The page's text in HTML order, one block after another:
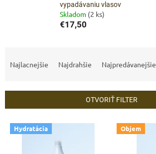
vypadávaniu vlasov
Skladom (2 ks)
€17,50
i
Najlacnejšie Najdrahšie Najpredávanejšie
OTVORIŤ FILTER
V Hydratácia Objem